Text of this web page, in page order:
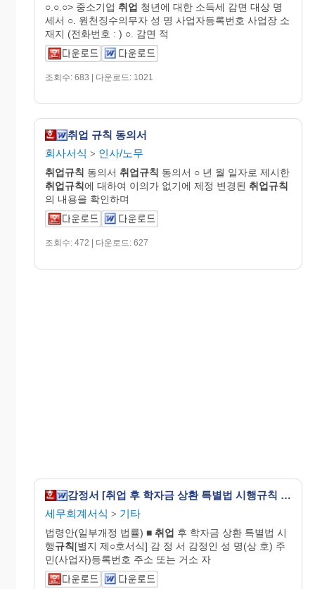
○.○.○> 중소기업 취업 청년에 대한 소득세 감면 대상 명
세서 ○. 원천징수의무자 성 명 사업자등록번호 사업장 소
재지 (전화번호 : ) ○. 감면 적
조회수: 683 | 다운로드: 1021
취업 규칙 동의서
회사서식 > 인사/노무
취업규칙 동의서 취업규칙 동의서 ○ 년 월 일자로 제시한
취업규칙에 대하여 이의가 없기에 제정 변경된 취업규칙
의 내용을 확인하며
조회수: 472 | 다운로드: 627
감정서 [취업 후 학자금 상환 특별법 시행규칙 서식63]
세무회계서식 > 기타
법령안(일부개정 법률) ■ 취업 후 학자금 상환 특별법 시
행규칙[별지 제○호서식] 감 정 서 감정인 성 명(상 호) 주
민(사업자)등록번호 주소 또는 거소 자